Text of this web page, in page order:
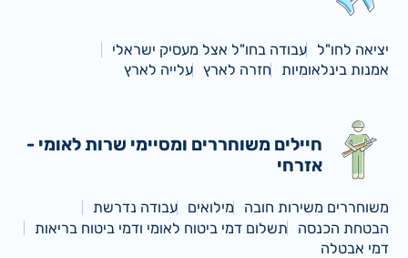
יציאה לחו"ל
עבודה בחו"ל אצל מעסיק ישראלי
אמנות בינלאומיות
חזרה לארץ עלייה לארץ
חיילים משוחררים ומסיימי שרות לאומי -
אזרחי
משוחררים משירות חובה מילואים
עבודה נדרשת
הבטחת הכנסה
תשלום דמי ביטוח לאומי ודמי ביטוח בריאות
דמי אבטלה